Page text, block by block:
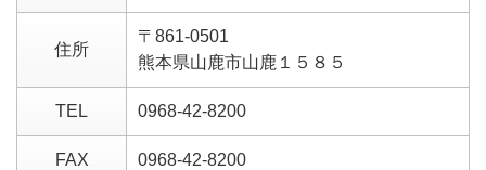
住所
〒861-0501
熊本県山鹿市山鹿１５８５
TEL 0968-42-8200
FAX 0968-42-8200